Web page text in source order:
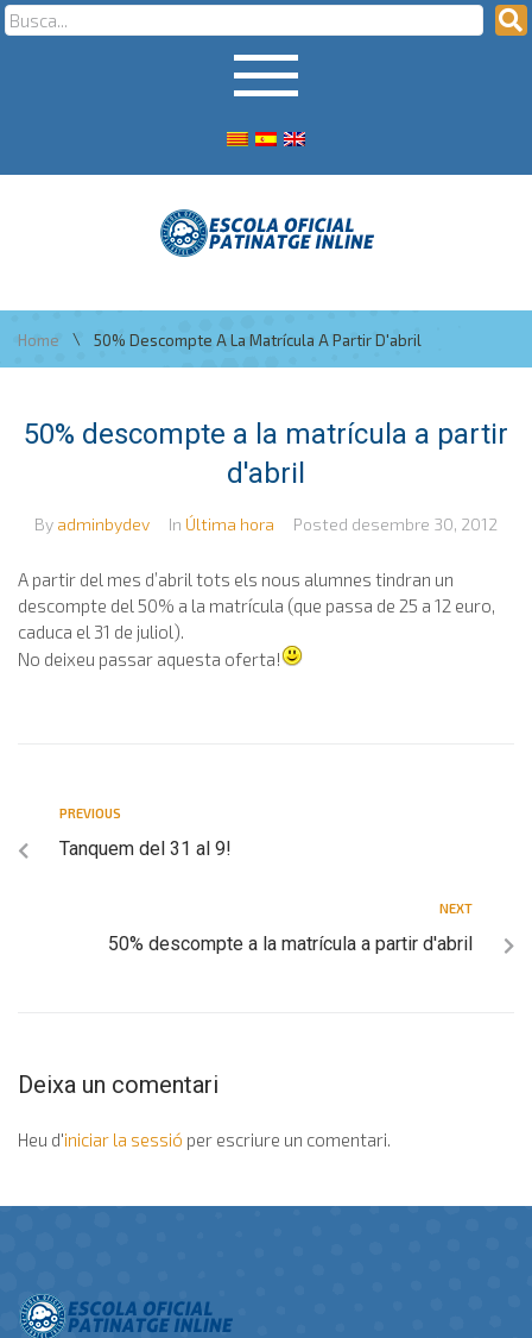
Home \ 50% Descompte A La Matrícula A Partir D'abril
50% descompte a la matrícula a partir
d'abril
By adminbydev In Última hora Posted desembre 30, 2012
A partir del mes d’abril tots els nous alumnes tindran un
descompte del 50% a la matrícula (que passa de 25 a 12 euro,
caduca el 31 de juliol).
No deixeu passar aquesta oferta!
PREVIOUS
Tanquem del 31 al 9!
NEXT
50% descompte a la matrícula a partir d'abril
Deixa un comentari
Heu d'iniciar la sessió per escriure un comentari.